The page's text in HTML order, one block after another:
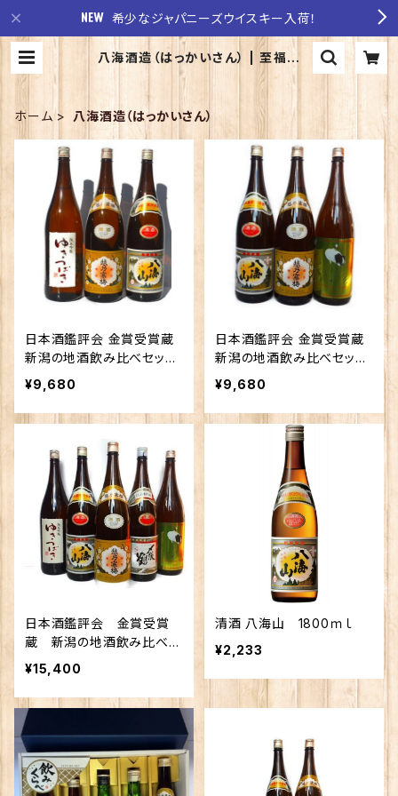
希少なジャパニーズウイスキー入荷！
八海酒造（はっかいさん） | 至福の
酒 稲田酒店
ホーム 八海酒造（はっかいさん）
日本酒鑑評会 金賞受賞蔵
新潟の地酒飲み比べセット1
800ｍｌ×3本 （越乃寒梅
八海山 ゆきつばき）
¥9,680
日本酒鑑評会 金賞受賞蔵
新潟の地酒飲み比べセット1
800ｍｌ×3本 （越乃寒梅
八海山 越の鶴）
¥9,680
日本酒鑑評会 金賞受賞
蔵 新潟の地酒飲み比べセ
ット1800ｍｌ×5本 （越乃
寒梅 八海山 〆張鶴 ゆ
きつばき 越の鶴）
¥15,400
清酒 八海山 1800ｍｌ
¥2,233